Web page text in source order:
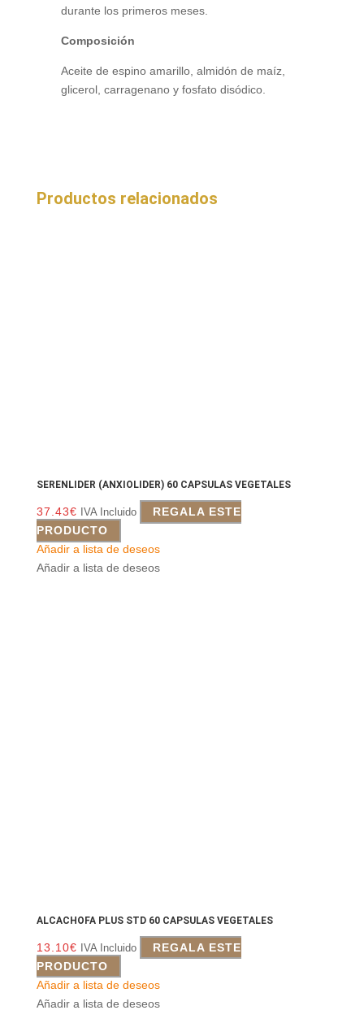
durante los primeros meses.
Composición
Aceite de espino amarillo, almidón de maíz,
glicerol, carragenano y fosfato disódico.
Productos relacionados
SERENLIDER (ANXIOLIDER) 60 CAPSULAS VEGETALES
37.43€ IVA Incluido
REGALA ESTE
PRODUCTO
Añadir a lista de deseos
Añadir a lista de deseos
ALCACHOFA PLUS STD 60 CAPSULAS VEGETALES
13.10€ IVA Incluido
REGALA ESTE
PRODUCTO
Añadir a lista de deseos
Añadir a lista de deseos